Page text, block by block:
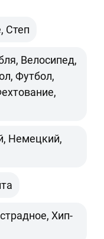
Степ
Велосипед,
Футбол,
Немецкий,
Хип-